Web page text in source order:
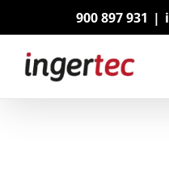
900 897 931 |